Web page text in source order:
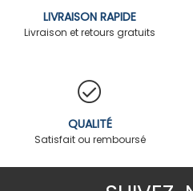
LIVRAISON RAPIDE
Livraison et retours gratuits
QUALITÉ
Satisfait ou remboursé